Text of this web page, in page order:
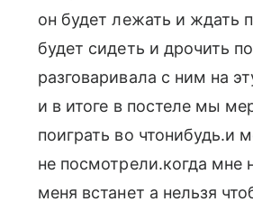
он будет лежать и ждать
будет сидеть и дрочить
разговаривала с ним на
и в итоге в постеле мы
поиграть во чтонибудь.и
не посмотрели.когда мне
меня встанет а нельзя